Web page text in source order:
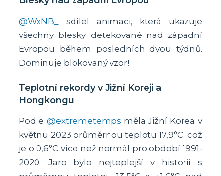
@WxNB_
sdílel animaci, která ukazuje
všechny blesky detekované nad západní
Evropou během posledních dvou týdnů.
Dominuje blokovaný vzor!
Teplotní rekordy v Jižní Koreji a
Hongkongu
Podle @extremetemps měla Jižní Korea v
květnu 2023 průměrnou teplotu 17,9°C, což
je o 0,6°C více než normál pro období 1991-
2020. Jaro bylo nejteplejší v historii s